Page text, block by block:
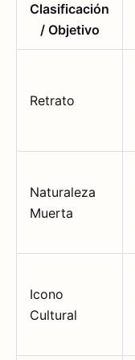
Clasificación
/ Objetivo
Retrato
Naturaleza
Muerta
Icono
Cultural